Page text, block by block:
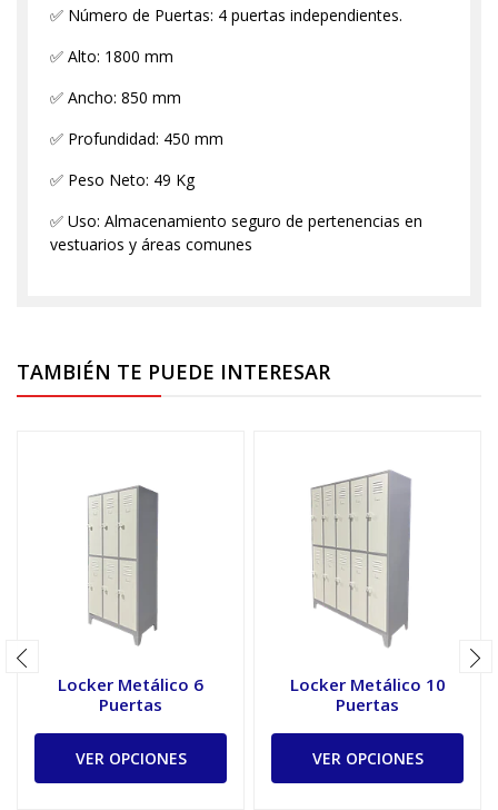
✅ Número de Puertas: 4 puertas independientes.
✅ Alto: 1800 mm
✅ Ancho: 850 mm
✅ Profundidad: 450 mm
✅ Peso Neto: 49 Kg
✅ Uso: Almacenamiento seguro de pertenencias en
vestuarios y áreas comunes
TAMBIÉN TE PUEDE INTERESAR
Locker Metálico 6
Puertas
VER OPCIONES
Locker Metálico 10
Puertas
VER OPCIONES